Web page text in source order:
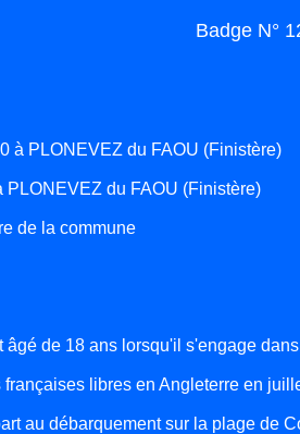
Badge N°
à PLONEVEZ du FAOU (Finistère)
PLONEVEZ du FAOU (Finistère)
de la commune
âgé de 18 ans lorsqu'il s'engage
libres en Angleterre en
au débarquement sur la plage de